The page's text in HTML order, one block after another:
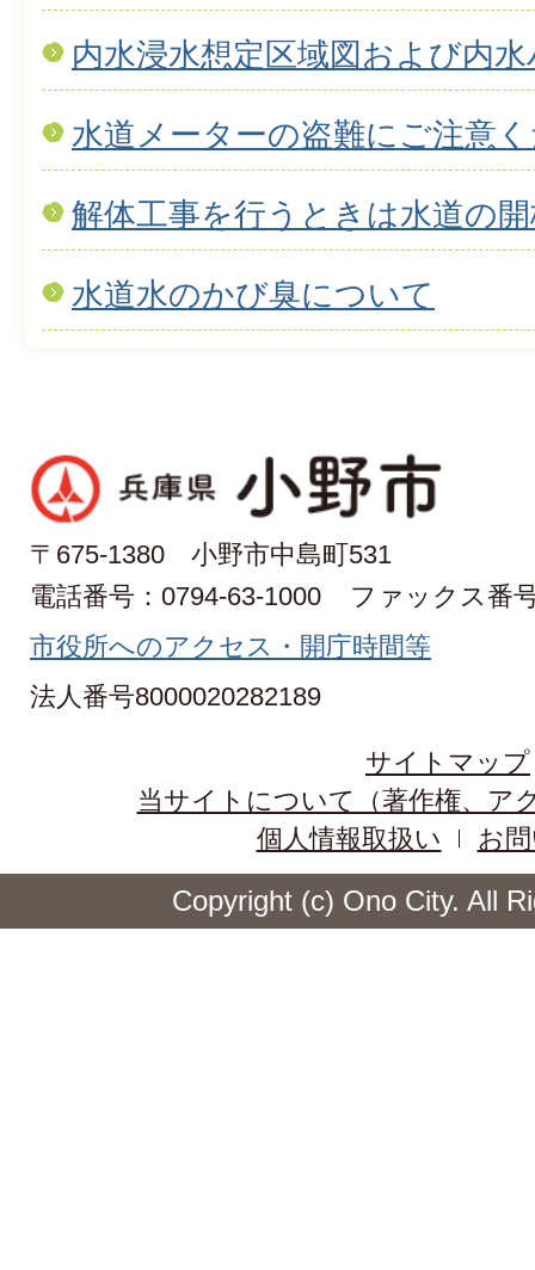
内水浸水想定区域図および内
水道メーターの盗難にご注意
解体工事を行うときは水道の
水道水のかび臭について
〒675-1380 小野市中島町531
電話番号：0794-63-1000
ファックス番
市役所へのアクセス・開庁時間等
法人番号8000020282189
サイトマップ
当サイトについて（著作権、ア
個人情報取扱い
お
Copyright (c) Ono City. All